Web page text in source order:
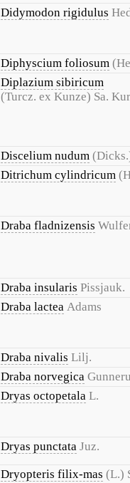
Didymodon rigidulus
Diphyscium foliosum
Diplazium sibiricum
(Turcz. ex Kunze) Sa.
Discelium nudum
Ditrichum cylindricum
Draba fladnizensis
Draba insularis Pissjauk.
Draba lactea Adams
Draba nivalis Lilj.
Draba norvegica
Dryas octopetala L.
Dryas punctata Juz.
Dryopteris filix-mas (L.)